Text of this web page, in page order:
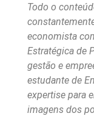
Todo o
economista
Estratégica de
gestão e
estudante de
expertise para
imagens dos